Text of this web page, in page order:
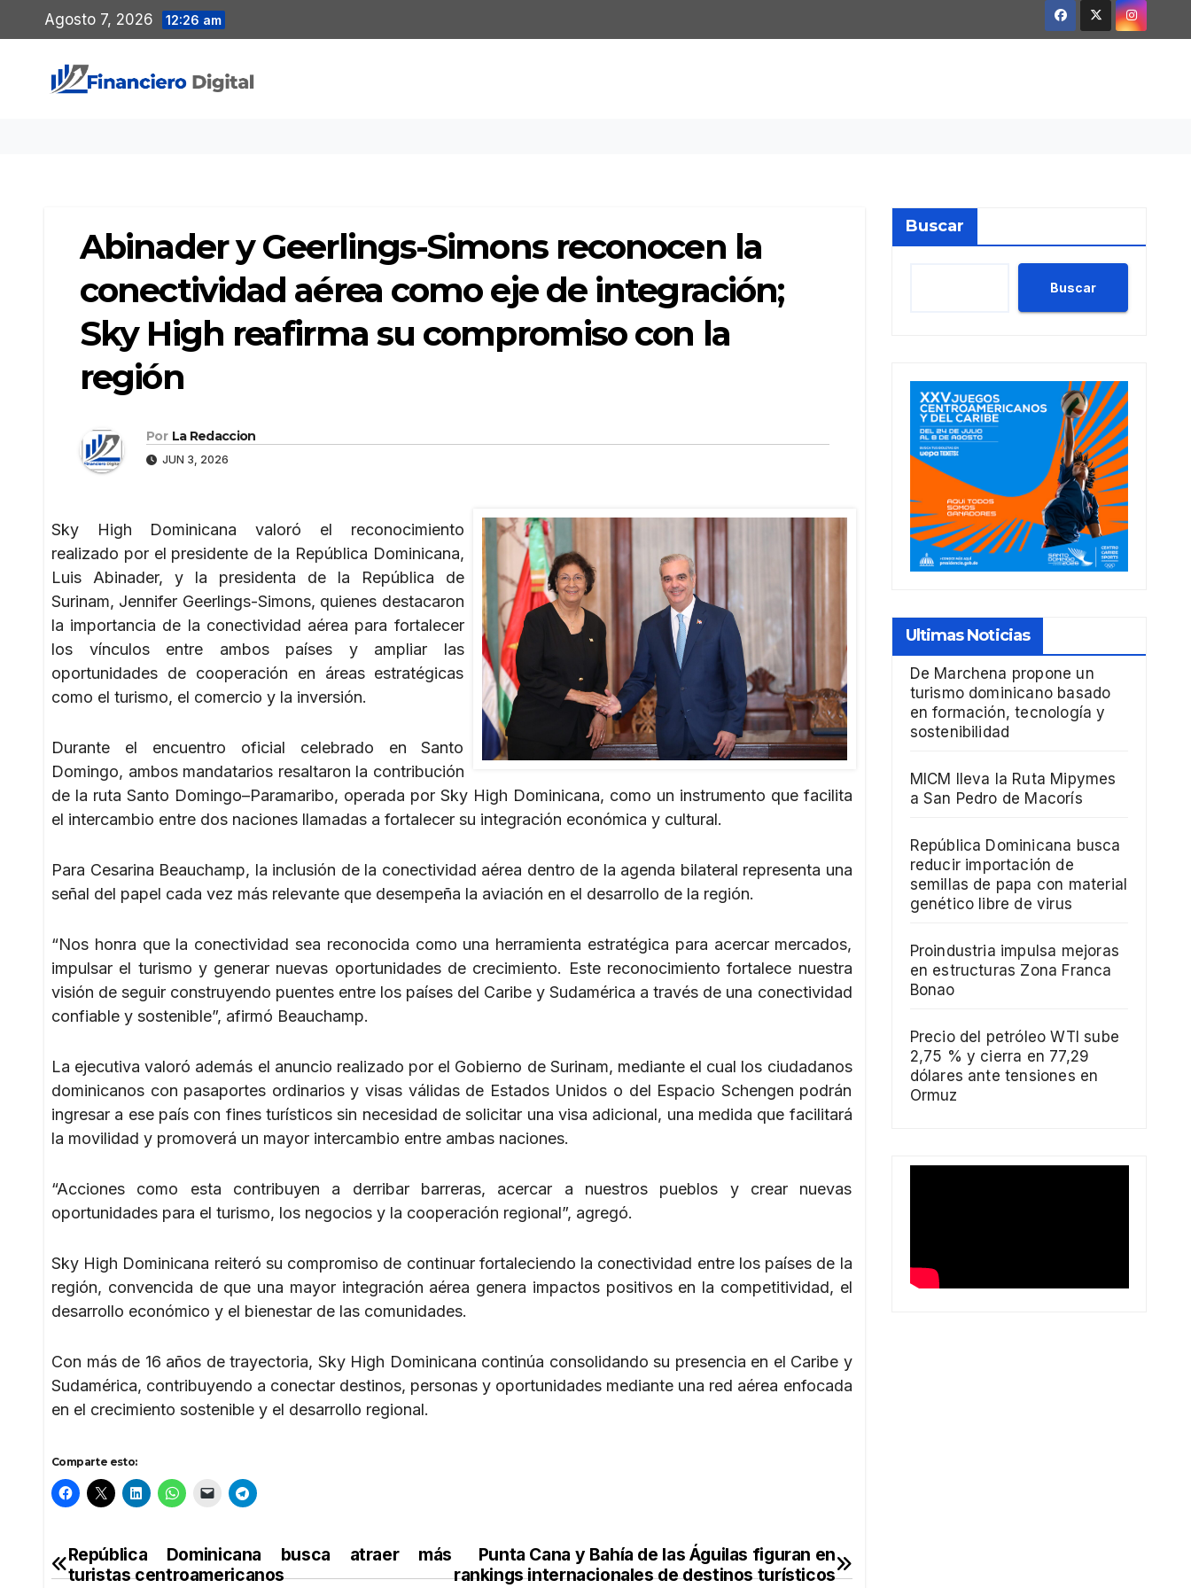
al
contenido
Agosto 7, 2026 12:26 am
Abinader y Geerlings-Simons reconocen la
conectividad aérea como eje de integración;
Sky High reafirma su compromiso con la
región
Por La Redaccion
JUN 3, 2026
Sky High Dominicana valoró el reconocimiento
realizado por el presidente de la República Dominicana,
Luis Abinader, y la presidenta de la República de
Surinam, Jennifer Geerlings-Simons, quienes destacaron
la importancia de la conectividad aérea para fortalecer
los vínculos entre ambos países y ampliar las
oportunidades de cooperación en áreas estratégicas
como el turismo, el comercio y la inversión.
Durante el encuentro oficial celebrado en Santo
Domingo, ambos mandatarios resaltaron la contribución
de la ruta Santo Domingo–Paramaribo, operada por Sky High Dominicana, como un instrumento que facilita
el intercambio entre dos naciones llamadas a fortalecer su integración económica y cultural.
Para Cesarina Beauchamp, la inclusión de la conectividad aérea dentro de la agenda bilateral representa una
señal del papel cada vez más relevante que desempeña la aviación en el desarrollo de la región.
“Nos honra que la conectividad sea reconocida como una herramienta estratégica para acercar mercados,
impulsar el turismo y generar nuevas oportunidades de crecimiento. Este reconocimiento fortalece nuestra
visión de seguir construyendo puentes entre los países del Caribe y Sudamérica a través de una conectividad
confiable y sostenible”, afirmó Beauchamp.
La ejecutiva valoró además el anuncio realizado por el Gobierno de Surinam, mediante el cual los ciudadanos
dominicanos con pasaportes ordinarios y visas válidas de Estados Unidos o del Espacio Schengen podrán
ingresar a ese país con fines turísticos sin necesidad de solicitar una visa adicional, una medida que facilitará
la movilidad y promoverá un mayor intercambio entre ambas naciones.
“Acciones como esta contribuyen a derribar barreras, acercar a nuestros pueblos y crear nuevas
oportunidades para el turismo, los negocios y la cooperación regional”, agregó.
Sky High Dominicana reiteró su compromiso de continuar fortaleciendo la conectividad entre los países de la
región, convencida de que una mayor integración aérea genera impactos positivos en la competitividad, el
desarrollo económico y el bienestar de las comunidades.
Con más de 16 años de trayectoria, Sky High Dominicana continúa consolidando su presencia en el Caribe y
Sudamérica, contribuyendo a conectar destinos, personas y oportunidades mediante una red aérea enfocada
en el crecimiento sostenible y el desarrollo regional.
Comparte esto:
Navegación
Punta Cana y Bahía de las Águilas figuran en
rankings internacionales de destinos turísticos
República Dominicana busca atraer más
turistas centroamericanos
Buscar
Buscar
Ultimas Noticias
De Marchena propone un
turismo dominicano basado
en formación, tecnología y
sostenibilidad
MICM lleva la Ruta Mipymes
a San Pedro de Macorís
República Dominicana busca
reducir importación de
semillas de papa con material
genético libre de virus
Proindustria impulsa mejoras
en estructuras Zona Franca
Bonao
Precio del petróleo WTI sube
2,75 % y cierra en 77,29
dólares ante tensiones en
Ormuz